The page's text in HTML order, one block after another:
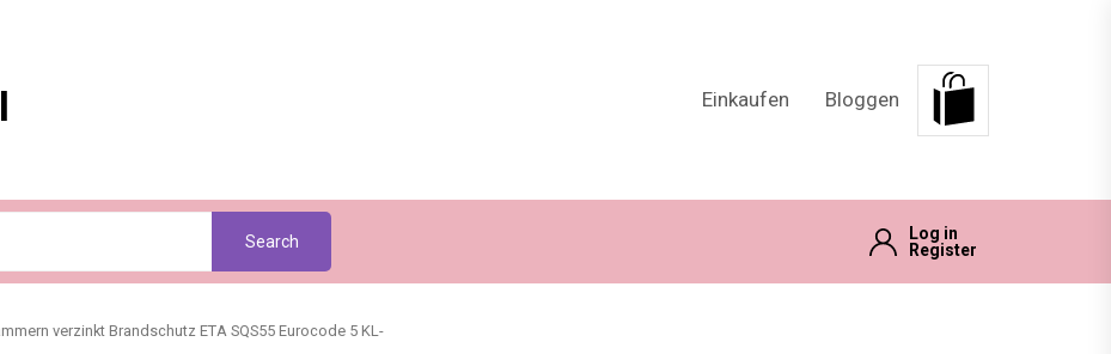
Einkaufen Bloggen
Search
Log in
Register
verzinkt Brandschutz ETA SQS55 Eurocode 5 KL-